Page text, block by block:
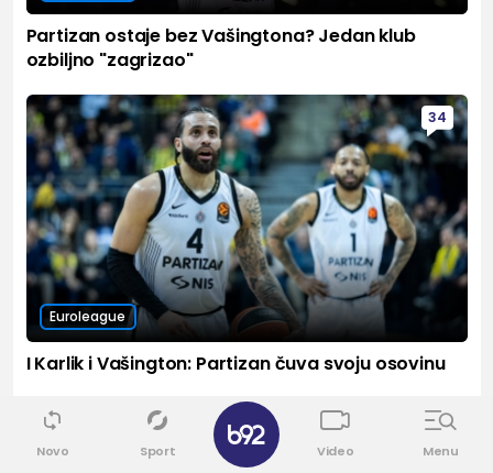
Partizan ostaje bez Vašingtona? Jedan klub
ozbiljno "zagrizao"
34
Euroleague
I Karlik i Vašington: Partizan čuva svoju osovinu
5
Novo Sport Video Menu
✕